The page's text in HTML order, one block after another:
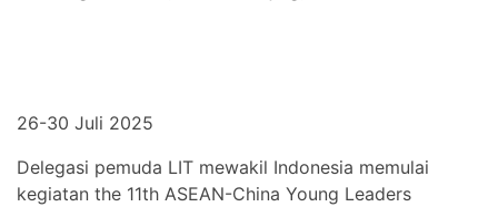
26-30 Juli 2025
Delegasi pemuda LIT mewakil Indonesia memulai
kegiatan the 11th ASEAN-China Young Leaders